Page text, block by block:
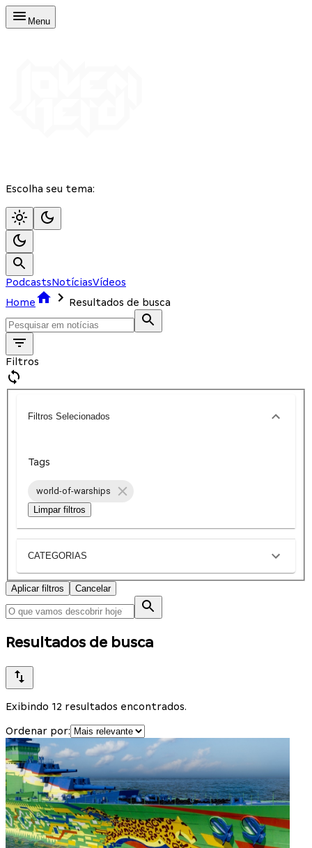
Menu
Escolha seu tema:
PodcastsNotíciasVídeos
Home
Resultados de busca
Filtros
Filtros Selecionados
Tags
world-of-warships
Limpar filtros
CATEGORIAS
Aplicar filtros Cancelar
Resultados de busca
Exibindo 12 resultados encontrados.
Ordenar por: